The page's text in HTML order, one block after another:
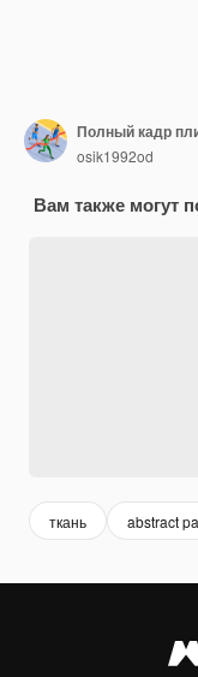
Полный кадр
osik1992od
Вам также могут
ткань abstract